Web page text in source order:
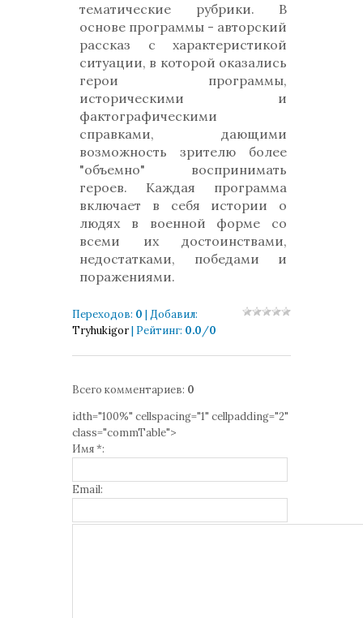
тематические рубрики. В
основе программы - авторский
рассказ с характеристикой
ситуации, в которой оказались
герои программы,
историческими и
фактографическими
справками, дающими
возможность зрителю более
"объемно" воспринимать
героев. Каждая программа
включает в себя истории о
людях в военной форме со
всеми их достоинствами,
недостатками, победами и
поражениями.
Переходов: 0 | Добавил:
Tryhukigor| Рейтинг: 0.0/0
Всего комментариев: 0
idth="100%" cellspacing="1" cellpadding="2"
class="commTable">
Имя *:
Email: